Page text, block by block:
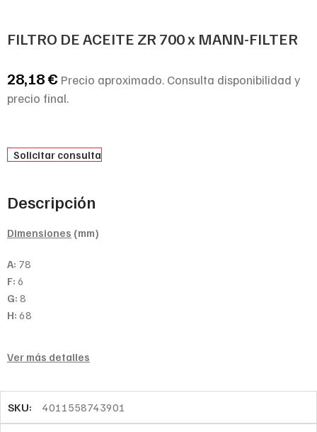
FILTRO DE ACEITE ZR 700 x MANN-FILTER
28,18€ Precio aproximado. Consulta disponibilidad y
precio final.
Solicitar consulta
Descripción
Dimensiones (mm)
A: 78
F: 6
G: 8
H: 68
Ver más detalles
SKU: 4011558743901